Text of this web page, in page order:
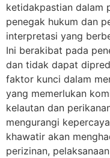
ketidakpastian dalam
penegak hukum dan
interpretasi yang
Ini berakibat pada
dan tidak dapat
faktor kunci dalam
yang memerlukan
kelautan dan
mengurangi
khawatir akan
perizinan,